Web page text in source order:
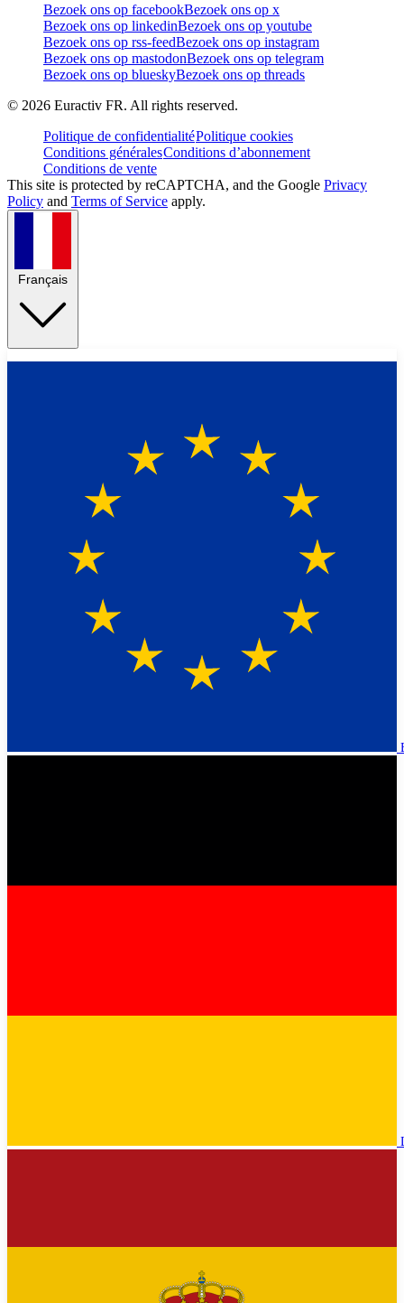
Bezoek ons op facebookBezoek ons op x
Bezoek ons op linkedinBezoek ons op youtube
Bezoek ons op rss-feedBezoek ons op instagram
Bezoek ons op mastodonBezoek ons op telegram
Bezoek ons op blueskyBezoek ons op threads
© 2026 Euractiv FR. All rights reserved.
Politique de confidentialitéPolitique cookies
Conditions généralesConditions d’abonnement
Conditions de vente
This site is protected by reCAPTCHA, and the Google Privacy
Policy and Terms of Service apply.
Français